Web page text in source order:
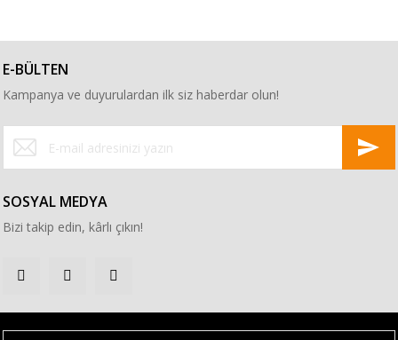
E-BÜLTEN
Kampanya ve duyurulardan ilk siz haberdar olun!
SOSYAL MEDYA
Bizi takip edin, kârlı çıkın!